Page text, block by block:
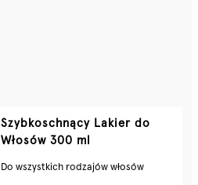
Szybkoschnący Lakier do
Włosów 300 ml
Do wszystkich rodzajów włosów